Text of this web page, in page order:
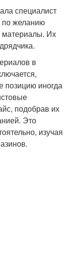
специалист
по желанию
материалы. Их
в
позицию иногда
подобрав их
Это
изучая